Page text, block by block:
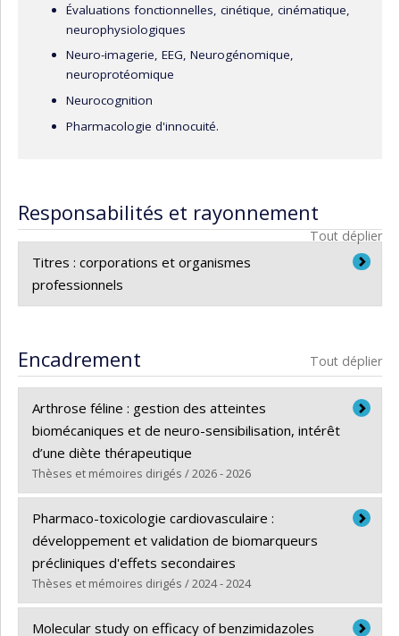
Évaluations fonctionnelles, cinétique, cinématique,
neurophysiologiques
Neuro-imagerie, EEG, Neurogénomique,
neuroprotéomique
Neurocognition
Pharmacologie d'innocuité.
Responsabilités et rayonnement
Tout déplier
Titres : corporations et organismes
professionnels
Encadrement Tout déplier
Arthrose féline : gestion des atteintes
biomécaniques et de neuro-sensibilisation, intérêt
d’une diète thérapeutique
Thèses et mémoires dirigés / 2026 - 2026
Diplômé(e) :Lefort-Holguin, Manuela
Cycle :Maîtrise
Diplôme obtenu :M. Sc.
Lien vers le document dans Papyrus
Pharmaco-toxicologie cardiovasculaire :
développement et validation de biomarqueurs
précliniques d'effets secondaires
Thèses et mémoires dirigés / 2024 - 2024
Diplômé(e) :Boulay, Emmanuel
Molecular study on efficacy of benzimidazoles